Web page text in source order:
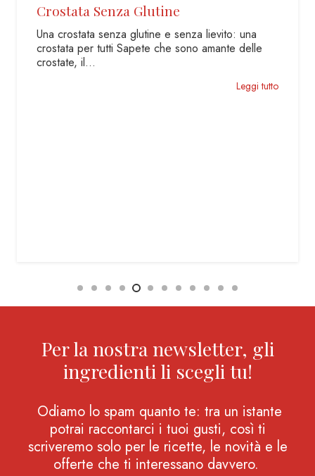
Bagna Cauda – La Salsa Piemontese
con Aglio e Acciughe
Scopri e delizia il palato con la salsa piemontese
che scalda le fredde giornate d’inverno La bagna
Per la nostra newsletter, gli
ingredienti li scegli tu!
Odiamo lo spam quanto te: tra un istante
potrai raccontarci i tuoi gusti, così ti
scriveremo solo per le ricette, le novità e le
offerte che ti interessano davvero.